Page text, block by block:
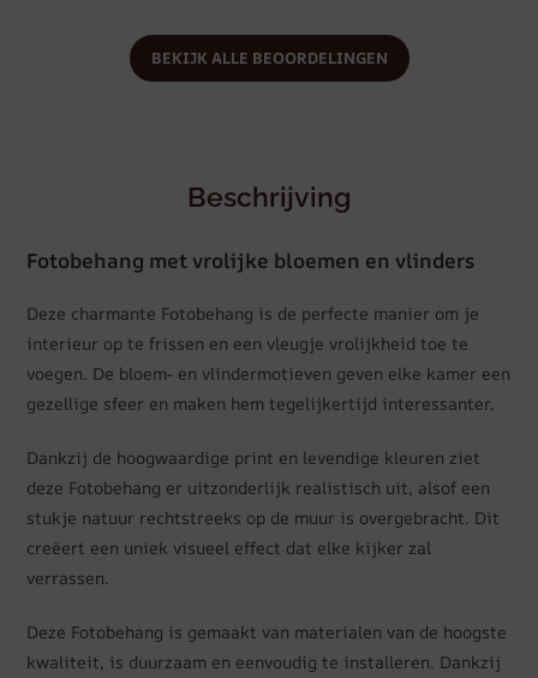
BEKIJK ALLE BEOORDELINGEN
Beschrijving
Fotobehang met vrolijke bloemen en vlinders
Deze charmante Fotobehang is de perfecte manier om je
interieur op te frissen en een vleugje vrolijkheid toe te
voegen. De bloem- en vlindermotieven geven elke kamer een
gezellige sfeer en maken hem tegelijkertijd interessanter.
Dankzij de hoogwaardige print en levendige kleuren ziet
deze Fotobehang er uitzonderlijk realistisch uit, alsof een
stukje natuur rechtstreeks op de muur is overgebracht. Dit
creëert een uniek visueel effect dat elke kijker zal
verrassen.
Deze Fotobehang is gemaakt van materialen van de hoogste
kwaliteit, is duurzaam en eenvoudig te installeren. Dankzij